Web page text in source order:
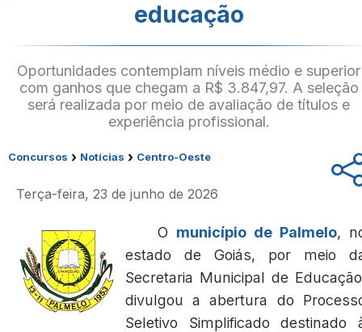
educação
Oportunidades contemplam níveis médio e superior
com ganhos que chegam a R$ 3.847,97. A seleção
será realizada por meio de avaliação de títulos e
experiência profissional.
Concursos › Notícias › Centro-Oeste
Terça-feira, 23 de junho de 2026
O município de Palmelo,
estado de Goiás, por meio
Secretaria Municipal de
divulgou a abertura do
Seletivo Simplificado destinado